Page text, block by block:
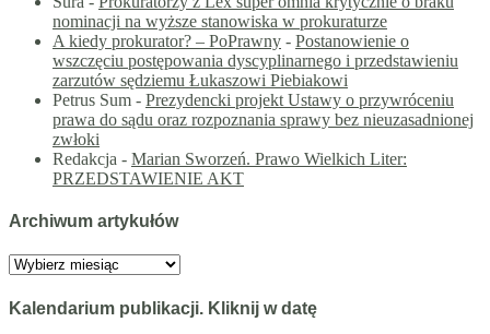
nominacji na wyższe stanowiska w prokuraturze
A kiedy prokurator? – PoPrawny - Postanowienie o
wszczęciu postępowania dyscyplinarnego i przedstawieniu
zarzutów sędziemu Łukaszowi Piebiakowi
Petrus Sum - Prezydencki projekt Ustawy o przywróceniu
prawa do sądu oraz rozpoznania sprawy bez nieuzasadnionej
zwłoki
Redakcja - Marian Sworzeń. Prawo Wielkich Liter:
PRZEDSTAWIENIE AKT
Archiwum artykułów
Archiwum
Kalendarium publikacji. Kliknij w datę